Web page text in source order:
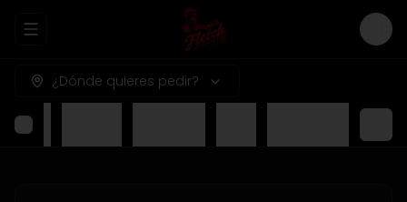
Abrir menu de navegación
¿Dónde quieres pedir?
Kids